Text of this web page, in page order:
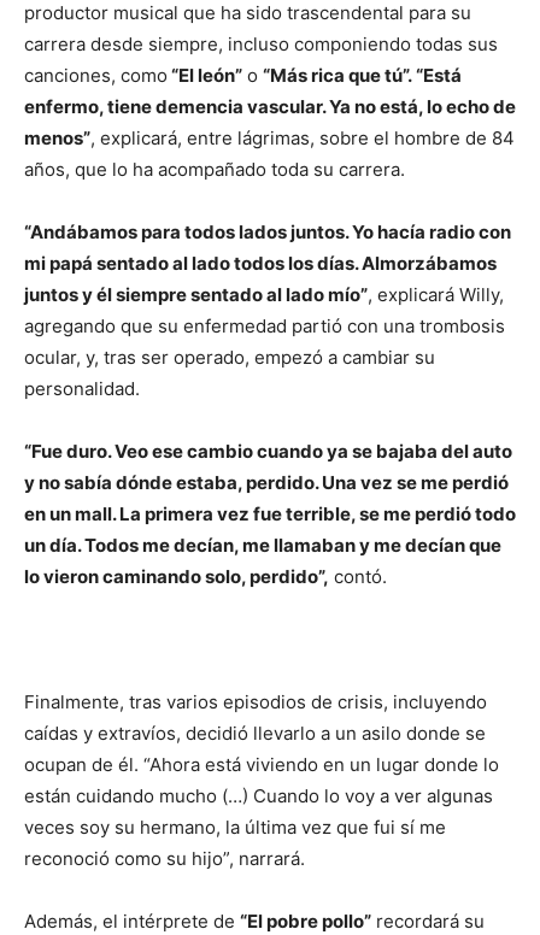
productor musical que ha sido trascendental para su
carrera desde siempre, incluso componiendo todas sus
canciones, como “El león” o “Más rica que tú”. “Está
enfermo, tiene demencia vascular. Ya no está, lo echo de
menos”, explicará, entre lágrimas, sobre el hombre de 84
años, que lo ha acompañado toda su carrera.
“Andábamos para todos lados juntos. Yo hacía radio con
mi papá sentado al lado todos los días. Almorzábamos
juntos y él siempre sentado al lado mío”, explicará Willy,
agregando que su enfermedad partió con una trombosis
ocular, y, tras ser operado, empezó a cambiar su
personalidad.
“Fue duro. Veo ese cambio cuando ya se bajaba del auto
y no sabía dónde estaba, perdido. Una vez se me perdió
en un mall. La primera vez fue terrible, se me perdió todo
un día. Todos me decían, me llamaban y me decían que
lo vieron caminando solo, perdido”, contó.
Finalmente, tras varios episodios de crisis, incluyendo
caídas y extravíos, decidió llevarlo a un asilo donde se
ocupan de él. “Ahora está viviendo en un lugar donde lo
están cuidando mucho (…) Cuando lo voy a ver algunas
veces soy su hermano, la última vez que fui sí me
reconoció como su hijo”, narrará.
Además, el intérprete de “El pobre pollo” recordará su